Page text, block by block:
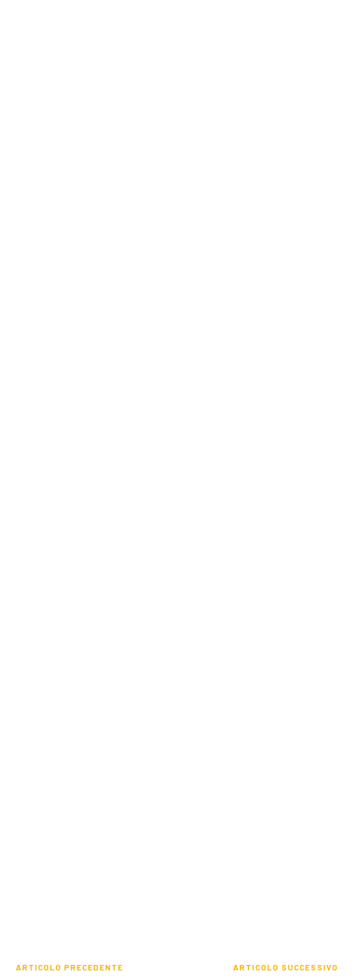
ARTICOLO PRECEDENTE ARTICOLO SUCCESSIVO